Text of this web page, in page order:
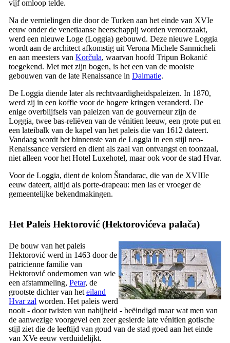
vijf omloop telde.
Na de vernielingen die door de Turken aan het einde van XVIe
eeuw onder de venetiaanse heerschappij worden veroorzaakt,
werd een nieuwe Loge (Loggia) gebouwd. Deze nieuwe Loggia
wordt aan de architect afkomstig uit Verona Michele Sanmicheli
en aan meesters van Korčula, waarvan hoofd Tripun Bokanić
toegekend. Met met zijn bogen, is het een van de mooiste
gebouwen van de late Renaissance in Dalmatie.
De Loggia diende later als rechtvaardigheidspaleizen. In 1870,
werd zij in een koffie voor de hogere kringen veranderd. De
enige overblijfsels van paleizen van de gouverneur zijn de
Loggia, twee bas-reliëven van de vénitien leeuw, een grote put en
een lateibalk van de kapel van het paleis die van 1612 dateert.
Vandaag wordt het binnenste van de Loggia in een stijl neo-
Renaissance versierd en dient als zaal van ontvangst en toonzaal,
niet alleen voor het Hotel Luxehotel, maar ook voor de stad Hvar.
Voor de Loggia, dient de kolom Štandarac, die van de XVIIIe
eeuw dateert, altijd als porte-drapeau: men las er vroeger de
gemeentelijke bekendmakingen.
Het Paleis Hektorović (Hektorovićeva palača)
De bouw van het paleis
Hektorović werd in 1463 door de
patricienne familie van
Hektorović ondernomen van wie
een afstammeling, Petar, de
grootste dichter van het eiland
Hvar zal worden. Het paleis werd
nooit - door twisten van nabijheid - beëindigd maar wat men van
de aanwezige voorgevel een zeer gesierde late vénitien gotische
stijl ziet die de leeftijd van goud van de stad goed aan het einde
van XVe eeuw verduidelijkt.